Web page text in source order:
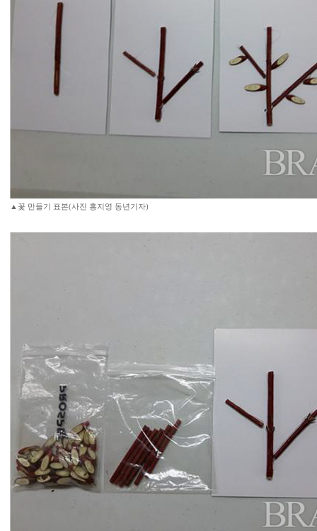
▲꽃 만들기 표본(사진 홍지영 동년기자)